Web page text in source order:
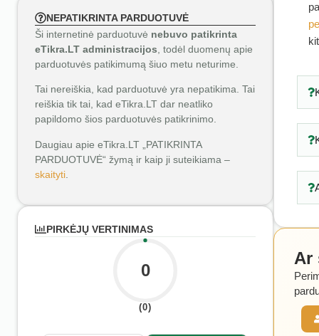
NEPATIKRINTA PARDUOTUVĖ
Ši internetinė parduotuvė nebuvo patikrinta
eTikra.LT administracijos , todėl duomenų apie
parduotuvės patikimumą šiuo metu neturime.
Tai nereiškia, kad parduotuvė yra nepatikima. Tai
reiškia tik tai, kad eTikra.LT dar neatliko
papildomo šios parduotuvės patikrinimo.
Daugiau apie eTikra.LT „PATIKRINTA
PARDUOTUVĖ“ žymą ir kaip ji suteikiama –
skaityti
PIRKĖJŲ VERTINIMAS
0
(0)
Ar